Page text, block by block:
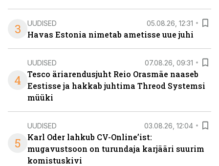
3 UUDISED 05.08.26, 12:31
Havas Estonia nimetab ametisse uue juhi
4
UUDISED 07.08.26, 09:31
Tesco äriarendusjuht Reio Orasmäe naaseb
Eestisse ja hakkab juhtima Threod Systemsi
müüki
5
UUDISED 03.08.26, 12:04
Karl Oder lahkub CV-Online’ist:
mugavustsoon on turundaja karjääri suurim
komistuskivi